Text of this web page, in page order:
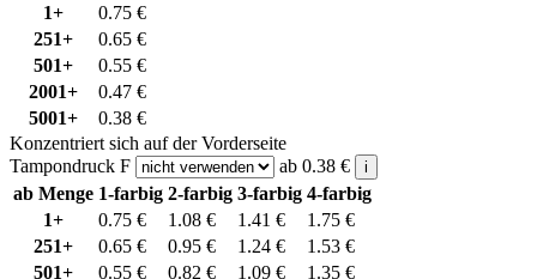
1+
0.75 €
251+
0.65 €
501+
0.55 €
2001+
0.47 €
5001+
0.38 €
Konzentriert sich auf der Vorderseite
Tampondruck F
ab 0.38 € i
ab Menge 1-farbig 2-farbig 3-farbig 4-farbig
1+
0.75 € 1.08 € 1.41 € 1.75 €
251+
0.65 € 0.95 € 1.24 € 1.53 €
501+
0.55 € 0.82 € 1.09 € 1.35 €